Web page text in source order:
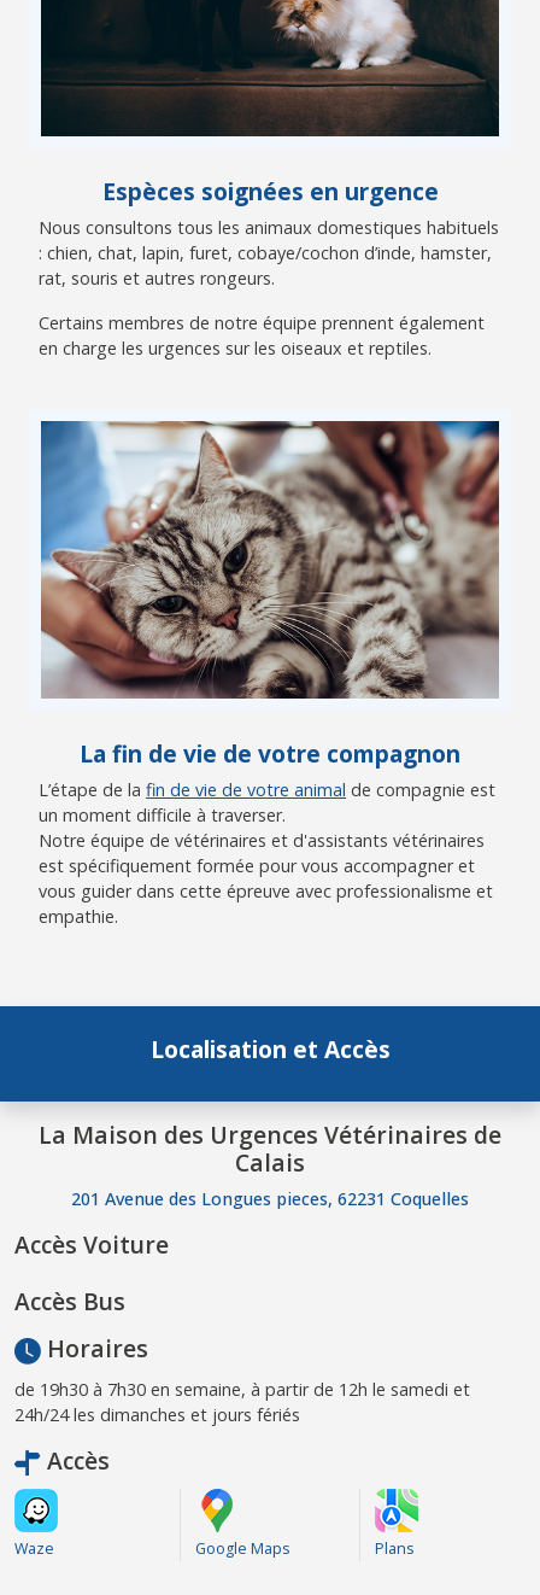
Espèces soignées en urgence
Nous consultons tous les animaux domestiques habituels
: chien, chat, lapin, furet, cobaye/cochon d’inde, hamster,
rat, souris et autres rongeurs.
Certains membres de notre équipe prennent également
en charge les urgences sur les oiseaux et reptiles.
La fin de vie de votre compagnon
L’étape de la fin de vie de votre animal de compagnie est
un moment difficile à traverser.
Notre équipe de vétérinaires et d'assistants vétérinaires
est spécifiquement formée pour vous accompagner et
vous guider dans cette épreuve avec professionalisme et
empathie.
Localisation et Accès
La Maison des Urgences Vétérinaires de
Calais
201 Avenue des Longues pieces, 62231 Coquelles
Accès Voiture
Accès Bus
Horaires
de 19h30 à 7h30 en semaine, à partir de 12h le samedi et
24h/24 les dimanches et jours fériés
Accès
Waze Google Maps Plans